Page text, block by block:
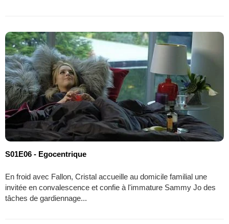
S01E06 - Egocentrique
En froid avec Fallon, Cristal accueille au domicile familial une
invitée en convalescence et confie à l'immature Sammy Jo des
tâches de gardiennage...